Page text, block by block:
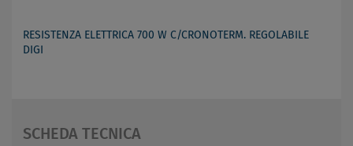
RESISTENZA ELETTRICA 700 W C/CRONOTERM. REGOLABILE
DIGI
SCHEDA TECNICA